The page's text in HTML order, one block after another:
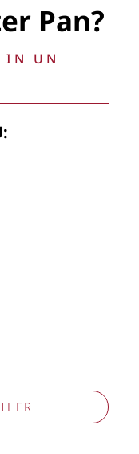
e testi del sito, a
Pan?
IN UN